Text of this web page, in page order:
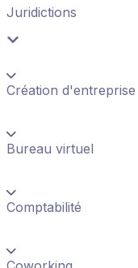
Juridictions
Création d'entreprise
Bureau virtuel
Comptabilité